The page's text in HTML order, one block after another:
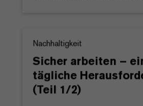
Nachhaltigkeit
Sicher arbeiten –
tägliche
(Teil 1/2)